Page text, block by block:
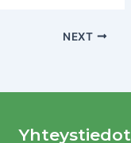
NEXT
Yhteystiedot